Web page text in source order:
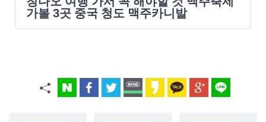
가볼 3곳 중국 청도 맥주카니발